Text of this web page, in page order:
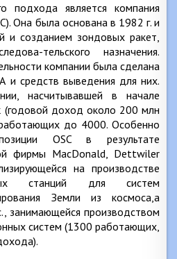
подхода является компания
Она была основана в 1982 г. и
и созданием зондовых ракет,
тельского назначения.
компании была сделана
и средств выведения для них.
насчитывавшей в начале
(годовой доход около 200 млн
до 4000. Особенно
OSC в результате
фирмы MacDonald, Dettwiler
на производстве
станций для систем
Земли из космоса,а
занимающейся производством
систем (1300 работающих,